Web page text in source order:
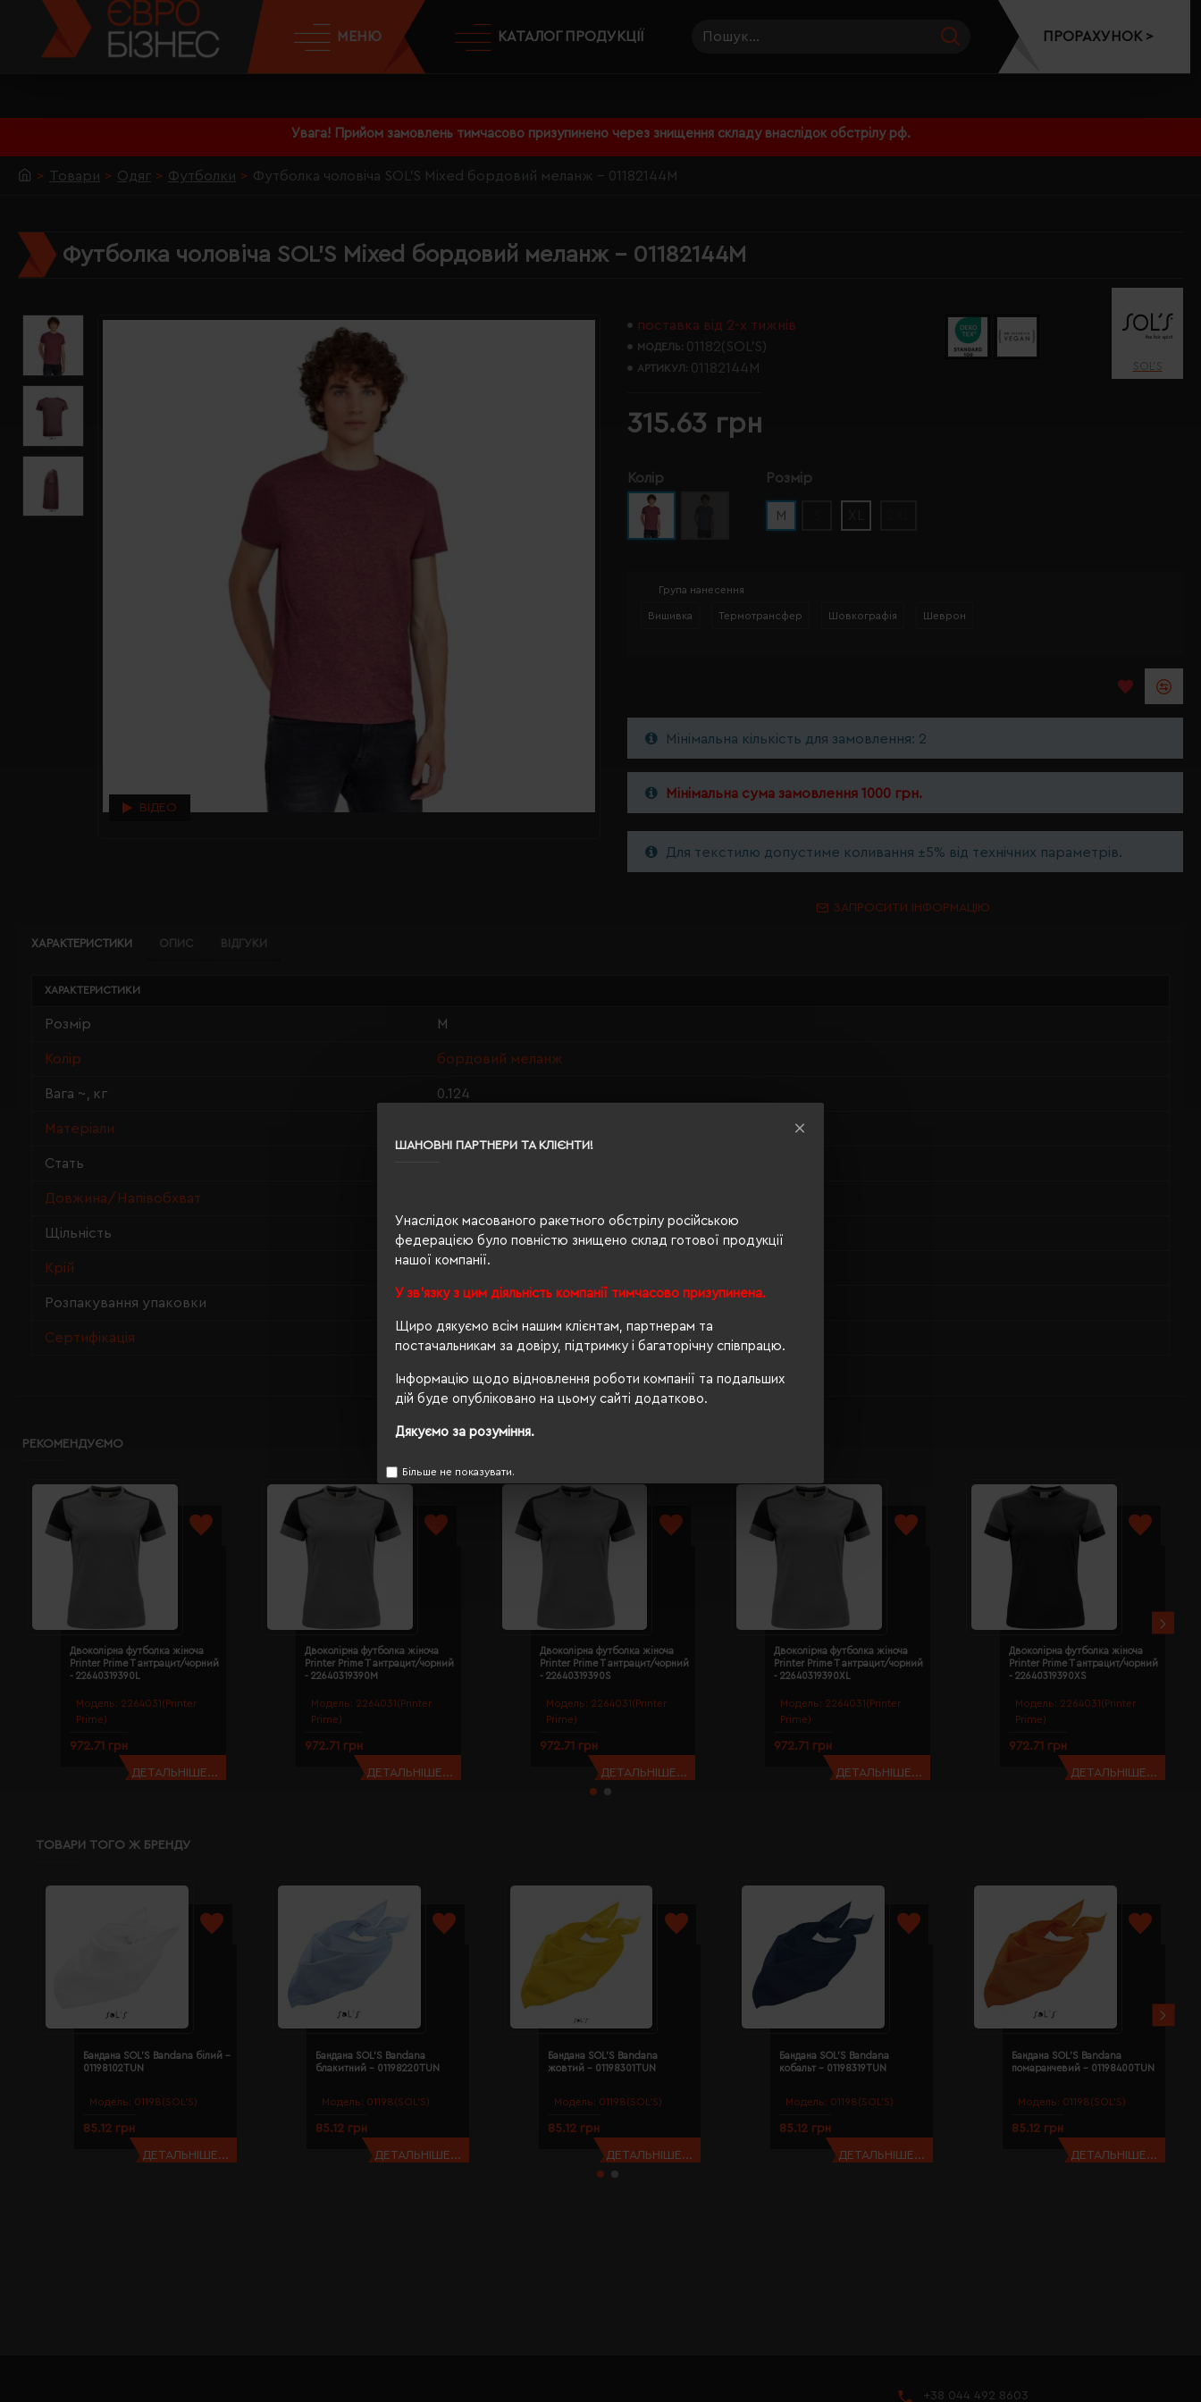
ШАНОВНІ ПАРТНЕРИ ТА КЛІЄНТИ!
Унаслідок масованого ракетного обстрілу російською
федерацією було повністю знищено склад готової продукції
нашої компанії.
У зв'язку з цим діяльність компанії тимчасово призупинена.
Щиро дякуємо всім нашим клієнтам, партнерам та
постачальникам за довіру, підтримку і багаторічну співпрацю.
Інформацію щодо відновлення роботи компанії та подальших
дій буде опубліковано на цьому сайті додатково.
Дякуємо за розуміння.
Більше не показувати.
Увага! Прийом замовлень тимчасово призупинено через знищення складу внаслідок обстрілу рф.
МЕНЮ КАТАЛОГ ПРОДУКЦІЇ ПРОРАХУНОК >
Товари Одяг Футболки Футболка чоловіча SOL'S Mixed бордовий меланж - 01182144M
Футболка чоловіча SOL'S Mixed бордовий меланж - 01182144M
ВІДЕО
поставка від 2-х тижнів
МОДЕЛЬ: 01182(SOL’S)
АРТИКУЛ: 01182144M SOL’S
315.63 грн
Колір Розмір
M
Група нанесення
Вишивка Термотрансфер Шовкографія Шеврон
Мінімальна кількість для замовлення: 2
Мінімальна сума замовлення 1000 грн.
Для текстилю допустиме коливання ±5% від технічних параметрів.
ЗАПРОСИТИ ІНФОРМАЦІЮ
ХАРАКТЕРИСТИКИ ОПИС ВІДГУКИ
ХАРАКТЕРИСТИКИ
Розмір M
Колір бордовий меланж
Вага ~, кг 0.124
Матеріали
Стать
Довжина/Напівобхват
Щільність 150 г/м²
Крій прямий
Розпакування упаковки Ні
Сертифікація OEKO-TEX® Standard 100, PETA-Approved Vegan
РЕКОМЕНДУЄМО
Модель: 2264031(Printer
Prime)
Двоколірна футболка жіноча
Printer Prime T антрацит/чорний
- 22640319390L
972.71 грн
ДЕТАЛЬНІШЕ...
Модель: 2264031(Printer
Prime)
Двоколірна футболка жіноча
Printer Prime T антрацит/чорний
- 22640319390M
972.71 грн
ДЕТАЛЬНІШЕ...
Модель: 2264031(Printer
Prime)
Двоколірна футболка жіноча
Printer Prime T антрацит/чорний
- 22640319390S
972.71 грн
ДЕТАЛЬНІШЕ...
Модель: 2264031(Printer
Prime)
Двоколірна футболка жіноча
Printer Prime T антрацит/чорний
- 22640319390XL
972.71 грн
ДЕТАЛЬНІШЕ...
Модель: 2264031(Printer
Prime)
Двоколірна футболка жіноча
Printer Prime T антрацит/чорний
- 22640319390XS
972.71 грн
ДЕТАЛЬНІШЕ...
ТОВАРИ ТОГО Ж БРЕНДУ
Модель: 01198(SOL’S)
Бандана SOL'S Bandana білий -
01198102TUN
85.12 грн
ДЕТАЛЬНІШЕ...
Модель: 01198(SOL’S)
Бандана SOL'S Bandana
блакитний - 01198220TUN
85.12 грн
ДЕТАЛЬНІШЕ...
Модель: 01198(SOL’S)
Бандана SOL'S Bandana
жовтий - 01198301TUN
85.12 грн
ДЕТАЛЬНІШЕ...
Модель: 01198(SOL’S)
Бандана SOL'S Bandana
кобальт - 01198319TUN
85.12 грн
ДЕТАЛЬНІШЕ...
Модель: 01198(SOL’S)
Бандана SOL'S Bandana
помаранчевий - 01198400TUN
85.12 грн
ДЕТАЛЬНІШЕ...
+38 044 492 8603